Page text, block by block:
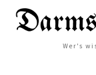
Wer's